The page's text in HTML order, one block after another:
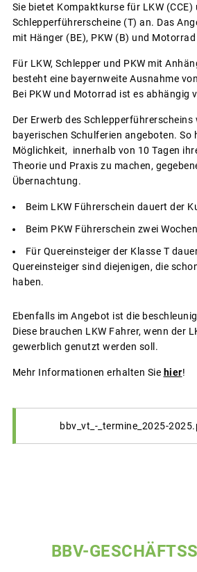
Sie bietet Kompaktkurse für LKW (CCE)
Schlepperführerscheine (T) an. Das
mit Hänger (BE), PKW (B) und
Für LKW, Schlepper und PKW mit
besteht eine bayernweite Ausnahme
Bei PKW und Motorrad ist es abhängig
Der Erwerb des Schlepperführerscheins
bayerischen Schulferien angeboten. So
Möglichkeit, innerhalb von 10 Tagen
Theorie und Praxis zu machen,
Übernachtung.
Beim LKW Führerschein dauert der
Beim PKW Führerschein zwei Wochen
Für Quereinsteiger der Klasse T
Quereinsteiger sind diejenigen, die
haben.
Ebenfalls im Angebot ist die
Diese brauchen LKW Fahrer, wenn der
gewerblich genutzt werden soll.
Mehr Informationen erhalten Sie hier!
bbv_vt_-_termine_2025-
BBV-